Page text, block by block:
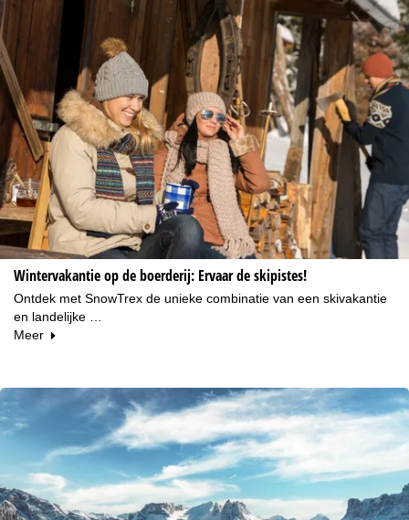
Wintervakantie op de boerderij: Ervaar de skipistes!
Ontdek met SnowTrex de unieke combinatie van een skivakantie
en landelijke …
Meer